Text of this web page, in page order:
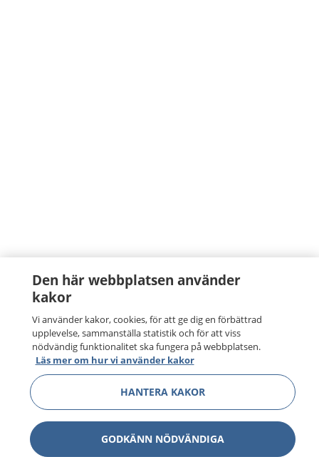
Den här webbplatsen använder
kakor
Vi använder kakor, cookies, för att ge dig en förbättrad
upplevelse, sammanställa statistik och för att viss
nödvändig funktionalitet ska fungera på webbplatsen.
Läs mer om hur vi använder kakor
HANTERA KAKOR
GODKÄNN NÖDVÄNDIGA